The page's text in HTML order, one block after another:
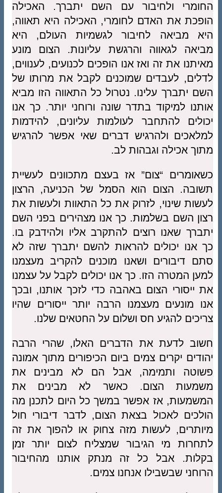
החומרי ולחיבור עם השם יתברך. האכילה
הופכת את האדם לחומרי, האכילה היא תאווה,
היא מביאה לחיבור לגשמיות העולם, היא
מביאה לגאווה והרגשת עליונות. הצום מונע
מאיתנו את זה ואז אנו הופכים לכנועים, לענווים,
לדלים, לעבדים שמוכנים לקבל את מרותו של
השם יתברך עלינו. נטרול כל התאווה הזו מביא
אותנו למיקוד בתדר שונה ורוחני יותר. כך אנו
יכולים להתחבר לעולמות עליונים, להידמות
למלאכים ולהרגיש דברים שאי אפשר להרגיש
מתוך אכילה וגבהות לב.
כשאומרים “צום” אז בעצם מתכוונים לעשיית
תשובה. הצום הוא הסמל של הכניעה, הרצון
לעשות שינוי, לזרוק את כל התאוות ולעשות את
רצון השם בשלמות. כך אנו מצהירים בפני השם
יתברך שאנו רוצים להתקרב אליו ולהידבק בו.
כך אנו יכולים להראות להשם יתברך שזה לא
סתם דיבורים ושאנו מוכנים להקריב מעצמנו
למען המטרה הזו. כך אנו יכולים לקבל על עצמנו
את ייסורי הצום באהבה כדי לזכך אותנו, ובכך
אנו מונעים מעצמנו הרבה יותר ייסורים שהיו
צריכים להגיע חס ושלום על החטאים שלנו.
חשוב לדעת את הדברים האלו, שהרי הרבה
יהודים יקרים צמים ביום הכיפורים מתוך אמונה
פשוטה ותמימה, אבל הם לא מבינים את
משמעות הצום. כאשר לא מבינים את
המשמעות, אז אפשר במשך כל היום לתכנן מה
הולכים לאכול בצאת הצום, לדבר דיבורי חול
מיותרים, לעשות מזה צחוק או להפוך את זה
לתחרות מי הגיבור שמצליח לצום יותר זמן
בקלות. אבל כל זה מנתק אותנו מהחיבור
הרוחני שבשבילו אנחנו צמים.